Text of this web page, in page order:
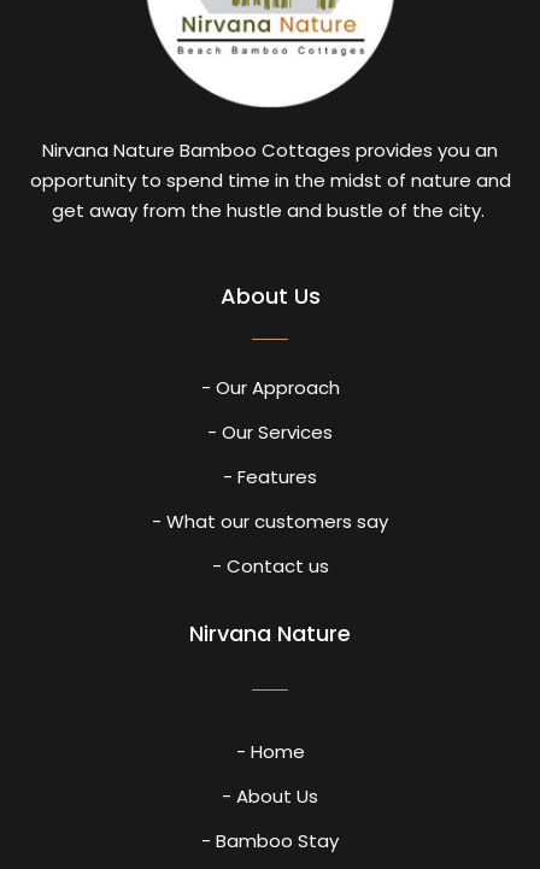
Nirvana Nature Bamboo Cottages provides you an
opportunity to spend time in the midst of nature and
get away from the hustle and bustle of the city.
About Us
- Our Approach
- Our Services
- Features
- What our customers say
- Contact us
Nirvana Nature
- Home
- About Us
- Bamboo Stay